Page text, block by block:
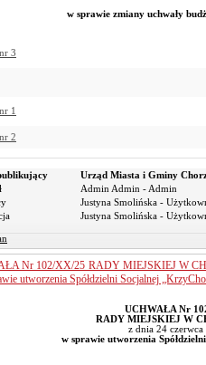
w sprawie zmiany uchwały
3
1
2
Urząd Miasta i Gminy
Admin Admin - Admin
Justyna Smolińska -
Justyna Smolińska -
Nr 102/XX/25 RADY MIEJSKIEJ W
utworzenia Spółdzielni Socjalnej
UCHWAŁA Nr
RADY MIEJSKIEJ W
z dnia 24 czerwca
w sprawie utworzenia